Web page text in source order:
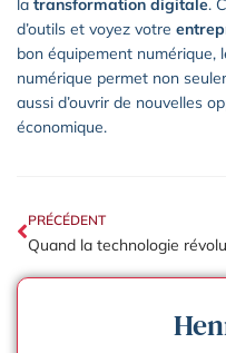
la transformation digitale.
d’outils et voyez votre
bon équipement numérique,
numérique permet non
aussi d’ouvrir de nouvelles
économique.
PRÉCÉDENT